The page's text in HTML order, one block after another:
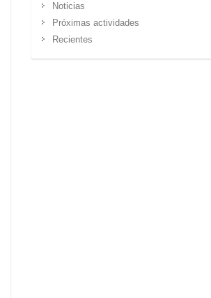
Noticias
Próximas actividades
Recientes